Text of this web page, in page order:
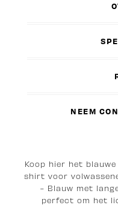
NEEM
Koop hier het
shirt voor
- Blauw met
perfect om het